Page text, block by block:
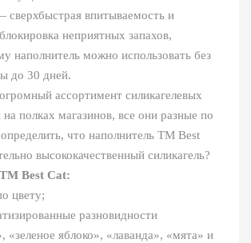
впитываемость и
неприятных запахов,
наполнитель можно использовать без
до 30 дней.
ассортимент силикагелевых
на полках магазинов, все они разные по
определить, что наполнитель ТМ Best
высококачественный силикагель?
Best Cat:
цвету;
разновидности
«зеленое яблоко», «лаванда», «мята» и